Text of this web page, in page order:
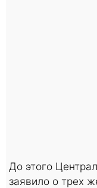
До этого
заявило о трех